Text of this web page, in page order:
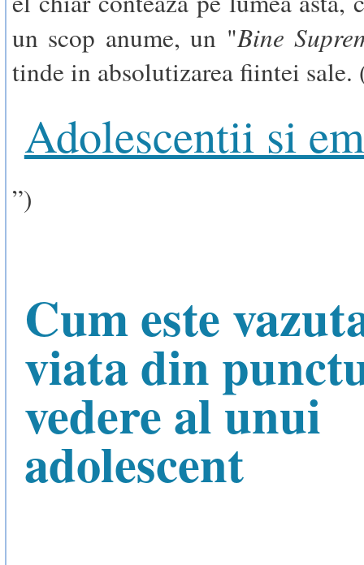
un scop anume, un "Bine
tinde in absolutizarea fiintei sale.
Adolescentii si
”)
Cum este
viata din
vedere al unui
adolescent